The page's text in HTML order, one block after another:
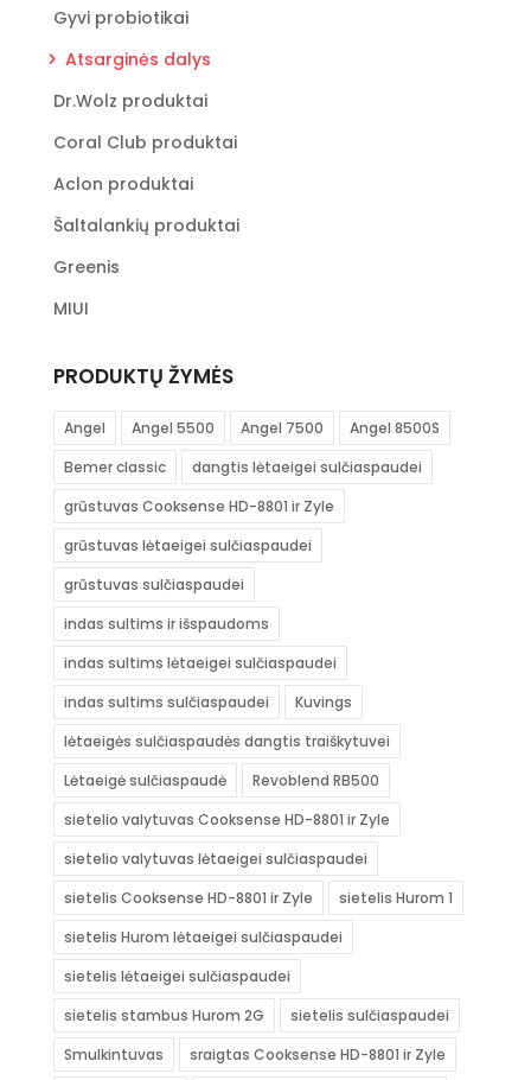
Gyvi probiotikai
Atsarginės dalys
Dr.Wolz produktai
Coral Club produktai
Aclon produktai
Šaltalankių produktai
Greenis
MIUI
PRODUKTŲ ŽYMĖS
Angel Angel 5500 Angel 7500
Angel 8500S
Bemer classic
dangtis lėtaeigei sulčiaspaudei
grūstuvas Cooksense HD-8801 ir Zyle
grūstuvas lėtaeigei sulčiaspaudei
grūstuvas sulčiaspaudei
indas sultims ir išspaudoms
indas sultims lėtaeigei sulčiaspaudei
indas sultims sulčiaspaudei
Kuvings
lėtaeigės sulčiaspaudės dangtis traiškytuvei
Lėtaeigė sulčiaspaudė
Revoblend RB500
sietelio valytuvas Cooksense HD-8801 ir Zyle
sietelio valytuvas lėtaeigei sulčiaspaudei
sietelis Cooksense HD-8801 ir Zyle
sietelis Hurom 1
sietelis Hurom lėtaeigei sulčiaspaudei
sietelis lėtaeigei sulčiaspaudei
sietelis stambus Hurom 2G
sietelis sulčiaspaudei
Smulkintuvas
sraigtas Cooksense HD-8801 ir Zyle